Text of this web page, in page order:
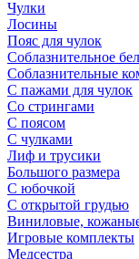
Чулки
Лосины
Пояс для чулок
Соблазнительное
Соблазнительные
С пажами для чулок
Со стрингами
С поясом
С чулками
Лиф и трусики
Большого размера
С юбочкой
С открытой грудью
Виниловые,
Игровые комплекты
Медсестра